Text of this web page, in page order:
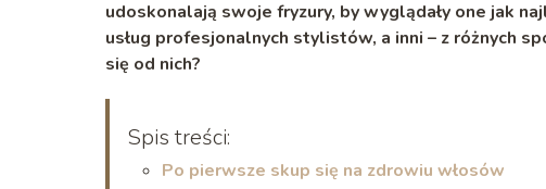
udoskonalają swoje fryzury, by wyglądały one jak
usług profesjonalnych stylistów, a inni – z różnych
się od nich?
Spis treści:
Po pierwsze skup się na zdrowiu włosów